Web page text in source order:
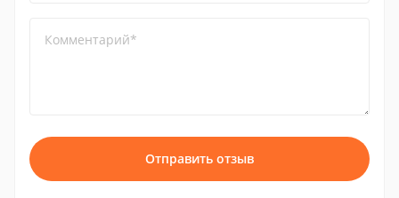
Комментарий*
Отправить отзыв